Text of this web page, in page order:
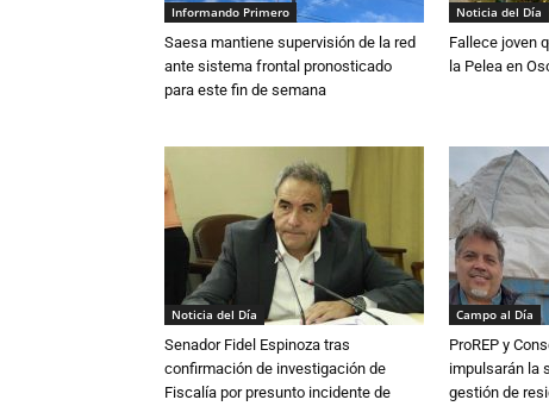
Informando Primero
Saesa mantiene supervisión de la red
ante sistema frontal pronosticado
para este fin de semana
Noticia del Día
Fallece joven
la Pelea en
Noticia del Día
Senador Fidel Espinoza tras
confirmación de investigación de
Fiscalía por presunto incidente de
Campo al Día
ProREP y
impulsarán la
gestión de